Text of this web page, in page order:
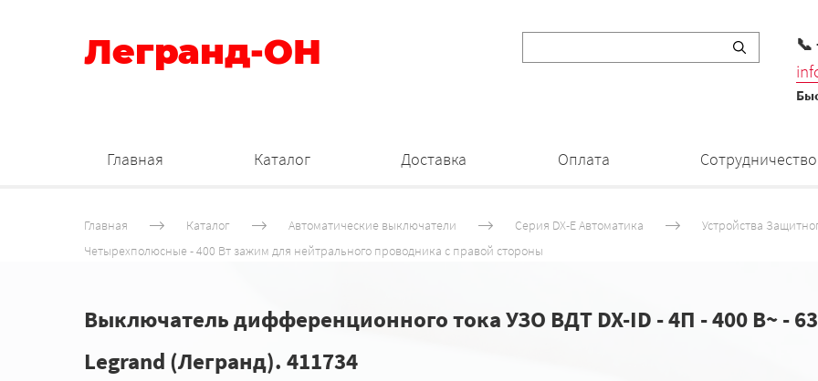
Легранд-ОН 📞
Главная Каталог Доставка Оплата Сотрудничество
Главная Каталог Автоматические выключатели Серия DХ-E Автоматика
Устройства
Четырехполюсные - 400 Вт зажим для нейтрального проводника с правой стороны
Выключатель дифференционного тока УЗО ВДТ DX-ID - 4П - 400 В~ -
Legrand (Легранд). 411734